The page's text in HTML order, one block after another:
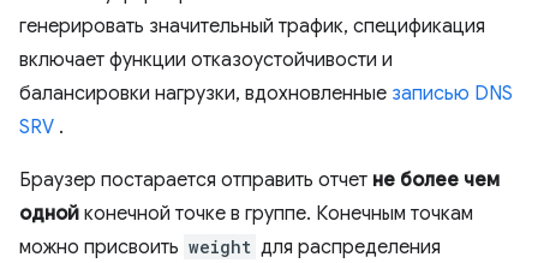
генерировать значительный трафик, спецификация
включает функции отказоустойчивости и
балансировки нагрузки, вдохновленные записью DNS
SRV .
Браузер постарается отправить отчет не более чем
одной конечной точке в группе. Конечным точкам
можно присвоить weight для распределения